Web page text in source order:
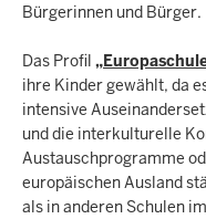
Bürgerinnen und Bürger.
Das Profil
ihre Kinder gewählt, da
intensive
und die interkulturelle
Austauschprogramme
europäischen Ausland
als in anderen Schulen